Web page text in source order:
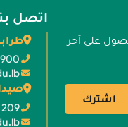
اتصل
900
209
على آخر
اشترك